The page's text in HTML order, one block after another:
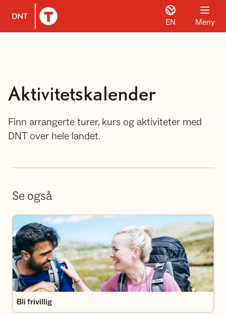
Til DNT.no forside
EN Meny
Aktivitetskalender
Finn arrangerte turer, kurs og aktiviteter med
DNT over hele landet.
Se også
Bli frivillig
Bli frivillig